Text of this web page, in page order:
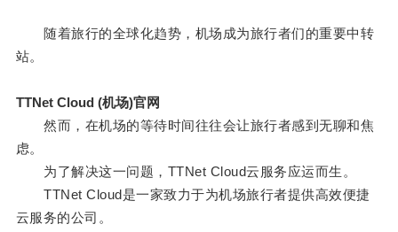
随着旅行的全球化趋势，机场成为旅行者们的重要中转
站。
TTNet Cloud (机场)官网
然而，在机场的等待时间往往会让旅行者感到无聊和焦
虑。
为了解决这一问题，TTNet Cloud云服务应运而生。
TTNet Cloud是一家致力于为机场旅行者提供高效便捷
云服务的公司。